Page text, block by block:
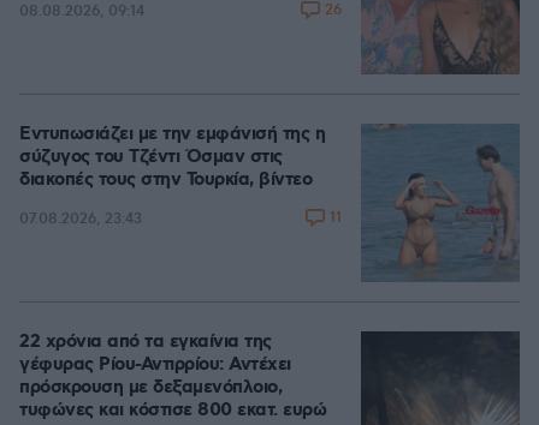
08.08.2026, 09:14 26
Εντυπωσιάζει με την εμφάνισή της η
σύζυγος του Τζέντι Όσμαν στις
διακοπές τους στην Τουρκία, βίντεο
07.08.2026, 23:43 11
22 χρόνια από τα εγκαίνια της
γέφυρας Ρίου-Αντιρρίου: Αντέχει
πρόσκρουση με δεξαμενόπλοιο,
τυφώνες και κόστισε 800 εκατ. ευρώ